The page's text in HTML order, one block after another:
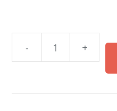
-
BE
BF
+